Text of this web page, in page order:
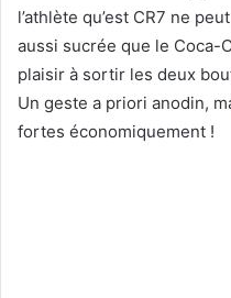
l’athlète qu’est CR7 ne
aussi sucrée que le Coca-
plaisir à sortir les deux
Un geste a priori anodin,
fortes économiquement !